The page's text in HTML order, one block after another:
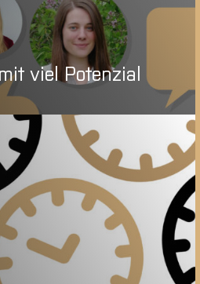
viel Potenzial